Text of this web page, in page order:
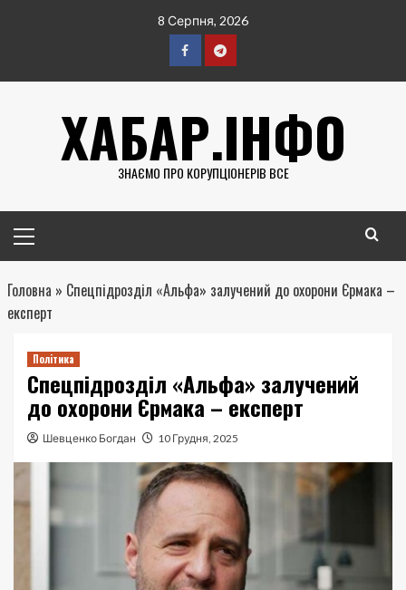
8 Серпня, 2026
FacebookTelegram
ХАБАР.ІНФО
ЗНАЄМО ПРО КОРУПЦІОНЕРІВ ВСЕ
меню
Головна » Спецпідрозділ «Альфа» залучений до охорони Єрмака –
експерт
Політика
Спецпідрозділ «Альфа» залучений
до охорони Єрмака – експерт
Шевценко Богдан 10 Грудня, 2025